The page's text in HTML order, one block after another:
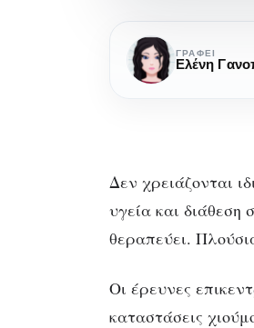
Γέλιο:
θεραπευτική
ψυχική
υγεία
ΓΡΆΦΕΙ
Ελένη
Δεν χρειάζονται
υγεία και διάθεση
θεραπεύει.
Οι έρευνες
καταστάσεις